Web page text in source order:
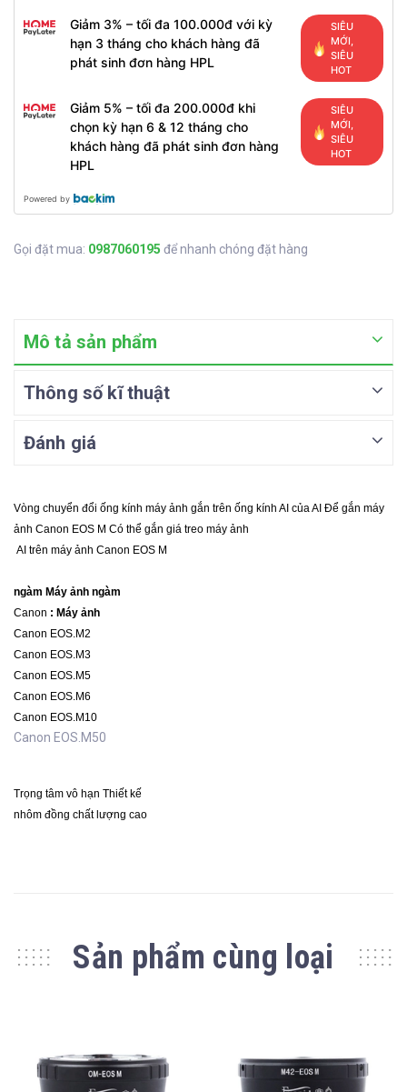
Giảm 3% – tối đa 100.000đ với kỳ
hạn 3 tháng cho khách hàng đã
phát sinh đơn hàng HPL
SIÊU
MỚI,
SIÊU
HOT
Giảm 5% – tối đa 200.000đ khi
chọn kỳ hạn 6 & 12 tháng cho
khách hàng đã phát sinh đơn hàng
HPL
SIÊU
MỚI,
SIÊU
HOT
Powered by
Gọi đặt mua: 0987060195 để nhanh chóng đặt hàng
Mô tả sản phẩm
Thông số kĩ thuật
Đánh giá
Vòng chuyển đổi ống kính máy ảnh gắn trên ống kính AI của AI Để gắn máy
ảnh Canon EOS M Có thể gắn giá treo máy ảnh
AI trên máy ảnh Canon EOS M
ngàm Máy ảnh ngàm
Canon : Máy ảnh
Canon EOS.M2
Canon EOS.M3
Canon EOS.M5
Canon EOS.M6
Canon EOS.M10
Canon EOS.M50
Trọng tâm vô hạn Thiết kế
nhôm đồng chất lượng cao
Sản phẩm cùng loại